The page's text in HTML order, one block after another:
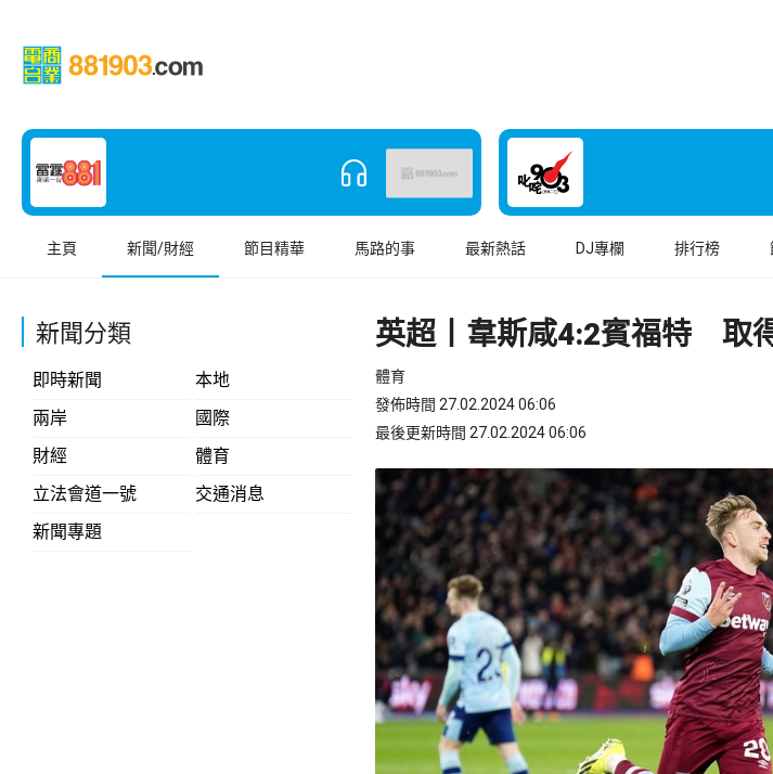
主頁 新聞/財經 節目精華 馬路的事 最新熱話 DJ專欄 排行榜
新聞分類
即時新聞
本地
兩岸
國際
財經
體育
立法會道一號
交通消息
新聞專題
英超丨韋斯咸4:2賓福特 取
體育
發佈時間 27.02.2024 06:06
最後更新時間 27.02.2024 06:06